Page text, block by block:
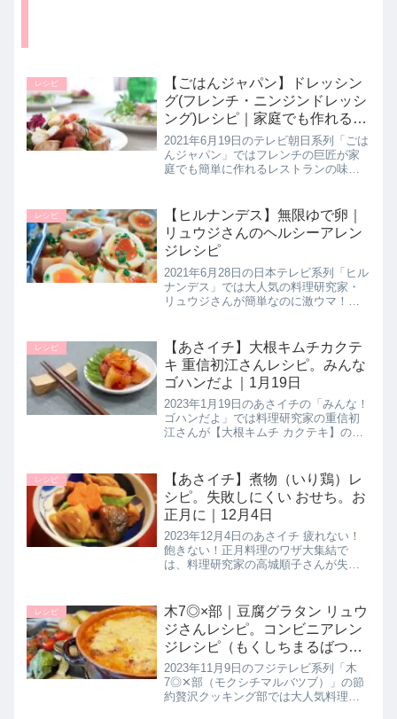
レシピ
【ごはんジャパン】ドレッシン
グ(フレンチ・ニンジンドレッシ
ング)レシピ｜家庭でも作れる本
格レストランの味！6月19日
2021年6月19日のテレビ朝日系列「ごは
んジャパン」ではフレンチの巨匠が家
庭でも簡単に作れるレストランの味
す。>>ごはんジャパン記事一覧はこち
ら吉野健シェフこのレシピを教...
レシピ
【ヒルナンデス】無限ゆで卵｜
リュウジさんのヘルシーアレン
ジレシピ
2021年6月28日の日本テレビ系列「ヒル
ナンデス」では大人気の料理研究家・
リュウジさんが簡単なのに激ウマ！夏
てくれたので詳しく紹介します。たん
ぱく質が豊富で糖質が低い卵は...
レシピ
【あさイチ】大根キムチカクテ
キ 重信初江さんレシピ。みんな
ゴハンだよ｜1月19日
2023年1月19日のあさイチの「みんな！
ゴハンだよ」では料理研究家の重信初
江さんが【大根キムチ カクテキ】の作
サムゲタンスープにピッタリの付け合
せです。発酵させて時間がか...
レシピ
【あさイチ】煮物（いり鶏）レ
シピ。失敗しにくい おせち。お
正月に｜12月4日
2023年12月4日のあさイチ 疲れない！
飽きない！正月料理のワザ大集結で
は、料理研究家の高城順子さんが失敗
しく紹介します。>>あさイチ記事一覧
はこちら▼あさイチレシピもオスス...
レシピ
木7◎×部｜豆腐グラタン リュウ
ジさんレシピ。コンビニアレン
ジレシピ（もくしちまるばつ
ぶ）11月9日
2023年11月9日のフジテレビ系列「木
7◎✕部（モクシチマルバツブ）」の節
約贅沢クッキング部では大人気料理研